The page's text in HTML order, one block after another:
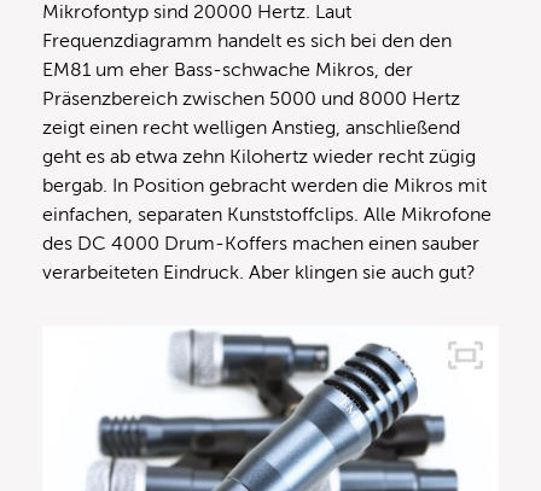
Mikrofontyp sind 20000 Hertz. Laut
Frequenzdiagramm handelt es sich bei den den
EM81 um eher Bass-schwache Mikros, der
Präsenzbereich zwischen 5000 und 8000 Hertz
zeigt einen recht welligen Anstieg, anschließend
geht es ab etwa zehn Kilohertz wieder recht zügig
bergab. In Position gebracht werden die Mikros mit
einfachen, separaten Kunststoffclips. Alle Mikrofone
des DC 4000 Drum-Koffers machen einen sauber
verarbeiteten Eindruck. Aber klingen sie auch gut?